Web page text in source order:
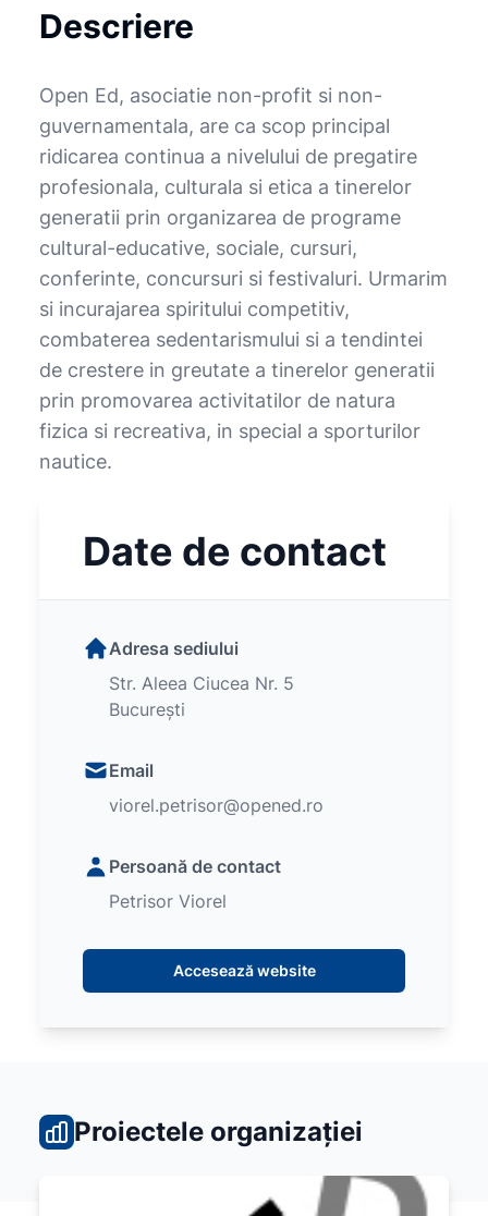
Descriere
Open Ed, asociatie non-profit si non-
guvernamentala, are ca scop principal
ridicarea continua a nivelului de pregatire
profesionala, culturala si etica a tinerelor
generatii prin organizarea de programe
cultural-educative, sociale, cursuri,
conferinte, concursuri si festivaluri. Urmarim
si incurajarea spiritului competitiv,
combaterea sedentarismului si a tendintei
de crestere in greutate a tinerelor generatii
prin promovarea activitatilor de natura
fizica si recreativa, in special a sporturilor
nautice.
Date de contact
Adresa sediului
Str. Aleea Ciucea Nr. 5
București
Email
viorel.petrisor@opened.ro
Persoană de contact
Petrisor Viorel
Accesează website
Proiectele organizației